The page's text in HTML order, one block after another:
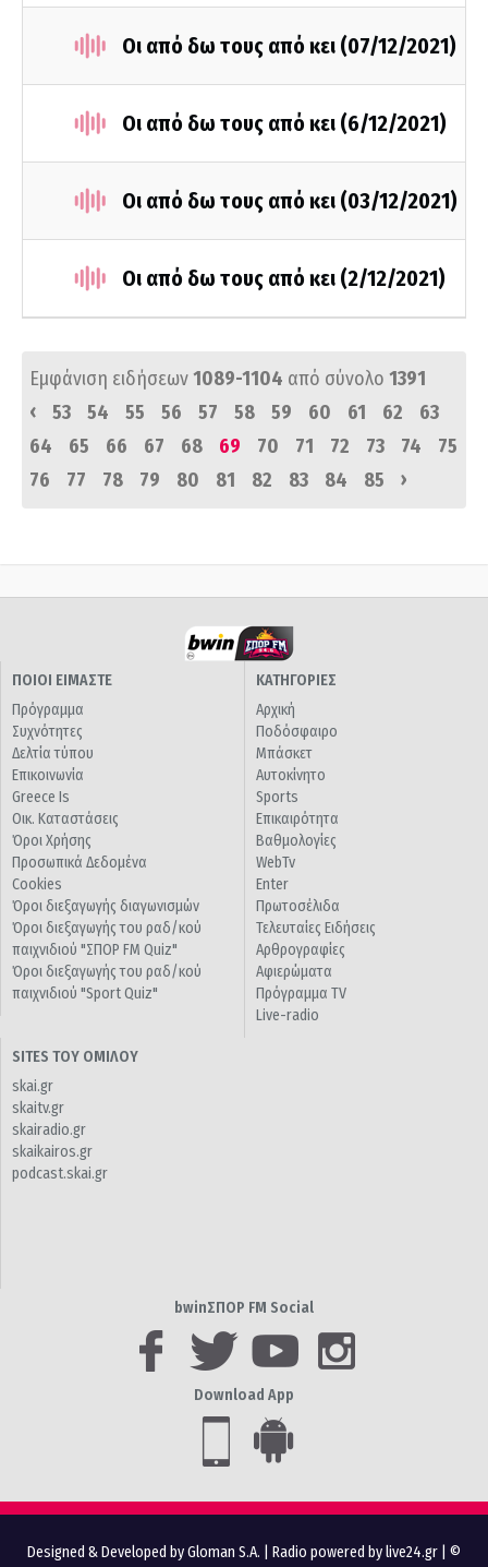
Οι από δω τους από κει (07/12/2021)
Οι από δω τους από κει (6/12/2021)
Οι από δω τους από κει (03/12/2021)
Οι από δω τους από κει (2/12/2021)
Εμφάνιση ειδήσεων1089-1104 από σύνολο 1391
‹
53 54 55 56 57 58 59 60 61 62
63
64
65 66 67 68 69 70 71 72 73 74
75
76
77 78 79 80 81 82 83 84 85 ›
ΠΟΙΟΙ ΕΙΜΑΣΤΕ
Πρόγραμμα
Συχνότητες
Δελτία τύπου
Επικοινωνία
Greece Is
Οικ. Καταστάσεις
Όροι Χρήσης
Προσωπικά Δεδομένα
Cookies
Όροι διεξαγωγής διαγωνισμών
Όροι διεξαγωγής του ραδ/κού
παιχνιδιού "ΣΠΟΡ FM Quiz"
Όροι διεξαγωγής του ραδ/κού
παιχνιδιού "Sport Quiz"
ΚΑΤΗΓΟΡΙΕΣ
Αρχική
Ποδόσφαιρο
Μπάσκετ
Αυτοκίνητο
Sports
Επικαιρότητα
Βαθμολογίες
WebTv
Enter
Πρωτοσέλιδα
Τελευταίες Ειδήσεις
Αρθρογραφίες
Αφιερώματα
Πρόγραμμα TV
Live-radio
SITES ΤΟΥ ΟΜΙΛΟΥ
skai.gr
skaitv.gr
skairadio.gr
skaikairos.gr
podcast.skai.gr
bwinΣΠΟΡ FM Social
Download App
Designed & Developed by Gloman S.A. Radio powered by live24.gr | ©